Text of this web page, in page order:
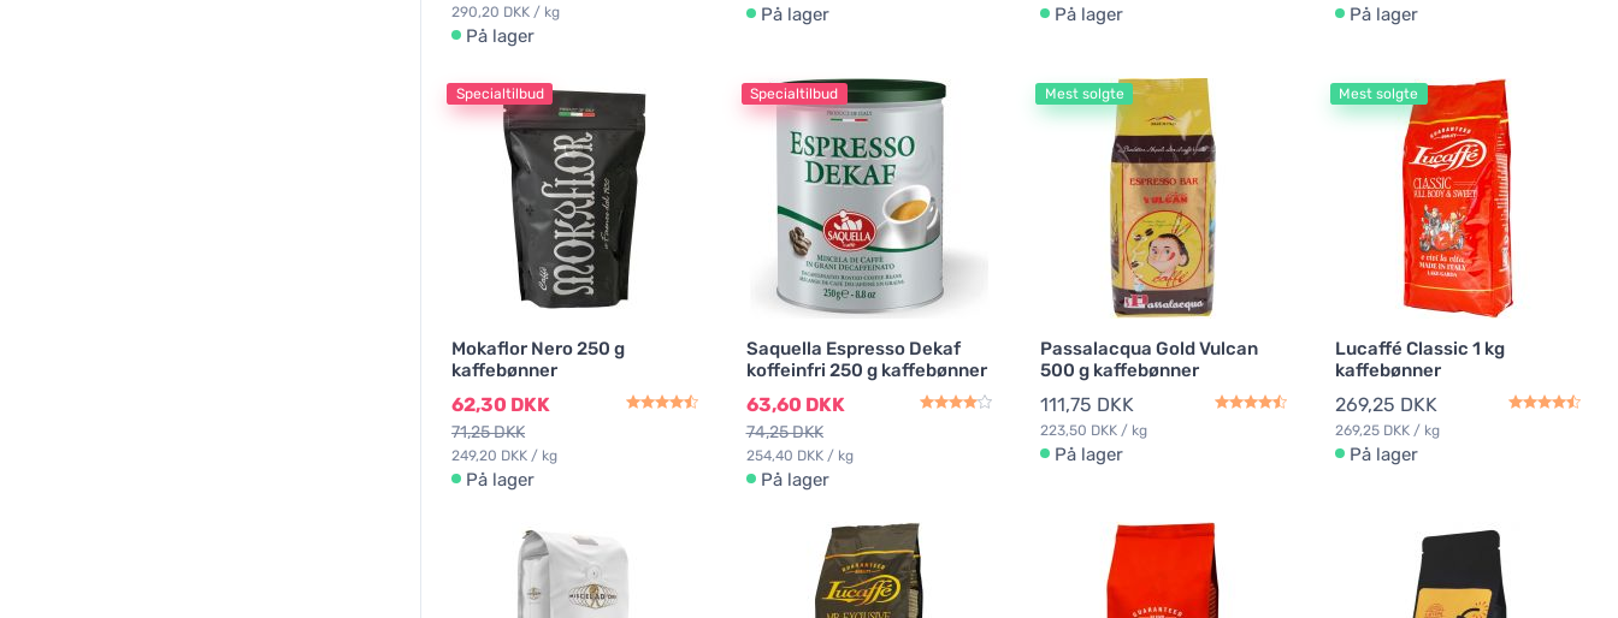
290,20 DKK / kg
På lager
På lager På lager På lager
Specialtilbud
Mokaflor Nero 250 g
kaffebønner
62,30 DKK
71,25 DKK
249,20 DKK / kg
På lager
Specialtilbud
Saquella Espresso Dekaf
koffeinfri 250 g kaffebønner
63,60 DKK
74,25 DKK
254,40 DKK / kg
På lager
Mest solgte
Passalacqua Gold Vulcan
500 g kaffebønner
111,75 DKK
223,50 DKK / kg
På lager
Mest solgte
Lucaffé Classic 1 kg
kaffebønner
269,25 DKK
269,25 DKK / kg
På lager